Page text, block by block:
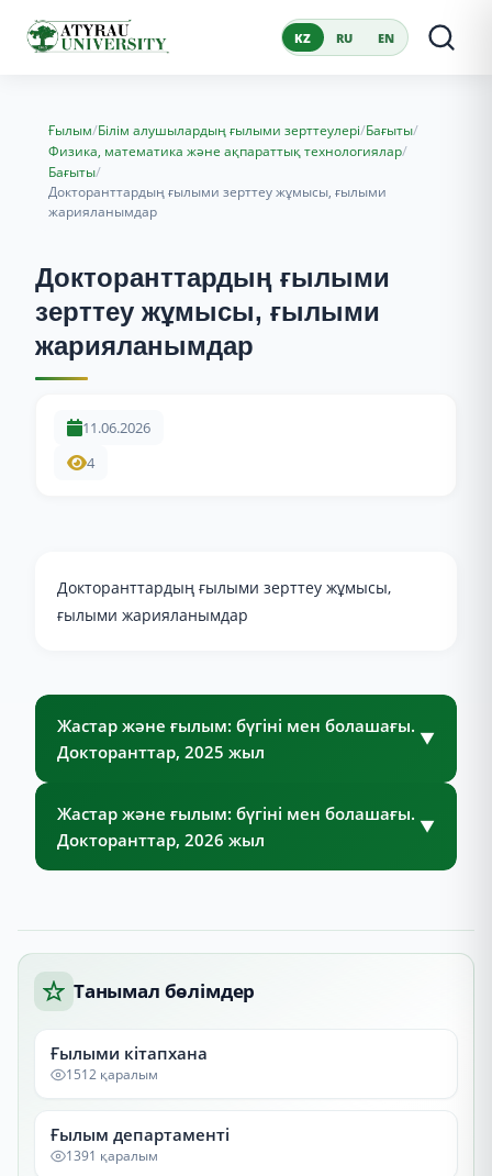
KZ RU EN
Ғылым/Білім алушылардың ғылыми зерттеулері/Бағыты/
Физика, математика және ақпараттық технологиялар/
Бағыты/
Докторанттардың ғылыми зерттеу жұмысы, ғылыми
жарияланымдар
Докторанттардың ғылыми
зерттеу жұмысы, ғылыми
жарияланымдар
11.06.2026
4
Докторанттардың ғылыми зерттеу жұмысы,
ғылыми жарияланымдар
Жастар және ғылым: бүгіні мен болашағы.
Докторанттар, 2025 жыл
▼
Жастар және ғылым: бүгіні мен болашағы.
Докторанттар, 2026 жыл
▼
Танымал бөлімдер
Ғылыми кітапхана
1512 қаралым
Ғылым департаменті
1391 қаралым